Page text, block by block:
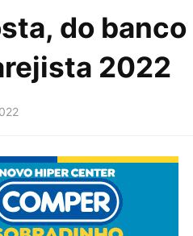
do banco
2022